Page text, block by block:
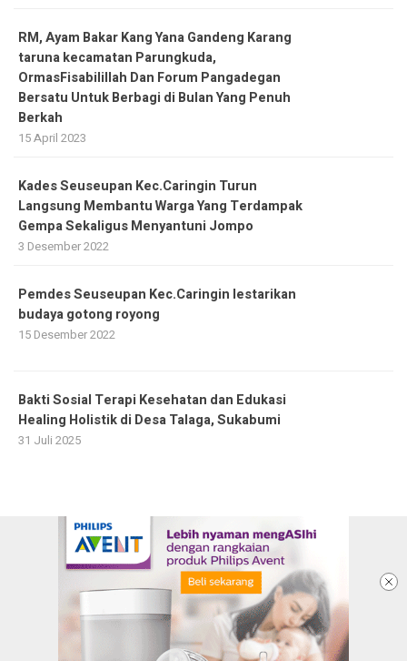
RM, Ayam Bakar Kang Yana Gandeng Karang
taruna kecamatan Parungkuda,
OrmasFisabilillah Dan Forum Pangadegan
Bersatu Untuk Berbagi di Bulan Yang Penuh
Berkah
15 April 2023
Kades Seuseupan Kec.Caringin Turun
Langsung Membantu Warga Yang Terdampak
Gempa Sekaligus Menyantuni Jompo
3 Desember 2022
Pemdes Seuseupan Kec.Caringin lestarikan
budaya gotong royong
15 Desember 2022
Bakti Sosial Terapi Kesehatan dan Edukasi
Healing Holistik di Desa Talaga, Sukabumi
31 Juli 2025
Ketentuan dan Kebijakan Privacy
Panduan Komunitas